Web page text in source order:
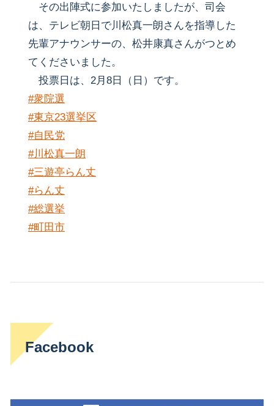
その出陣式に参加いたしましたが、司会
は、テレビ朝日で川松真一朗さんを指導した
先輩アナウンサーの、松井康真さんがつとめ
てくださいました。
投票日は、2月8日（日）です。
#衆院選
#東京23選挙区
#自民党
#川松真一朗
#三遊亭らん丈
#らん丈
#総選挙
#町田市
Facebook